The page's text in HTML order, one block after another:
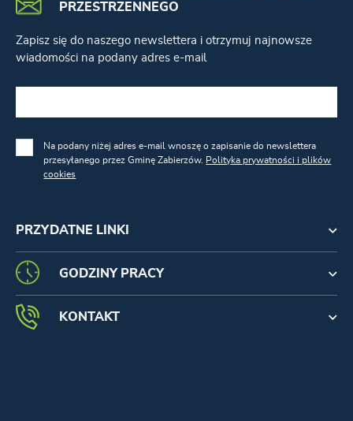
PRZYDATNE LINKI
PRZESTRZENNEGO
Zapisz się do naszego newslettera i otrzymuj najnowsze
wiadomości na podany adres e-mail
Na podany niżej adres e-mail wnoszę o zapisanie do newslettera
przesyłanego przez Gminę Zabierzów. Polityka prywatności i plików
cookies
GODZINY PRACY
KONTAKT